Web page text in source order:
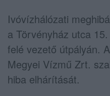
Ivóvízhálózati
a Törvényház utca
felé vezető útpályán.
Megyei Vízmű Zrt.
hiba elhárítását.